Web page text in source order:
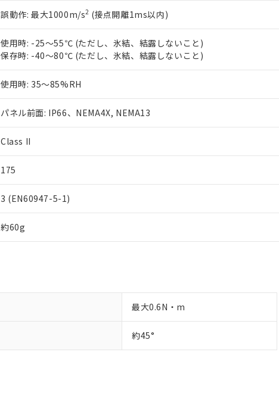
誤動作: 最大1000m/s2 (接点開離1ms以内)
使用時: -25～55℃ (ただし、氷結、結露しないこと)
保存時: -40～80℃ (ただし、氷結、結露しないこと)
使用時: 35～85%RH
パネル前面: IP66、NEMA4X, NEMA13
Class II
175
3 (EN60947-5-1)
約60g
最大0.6N・m
約45°